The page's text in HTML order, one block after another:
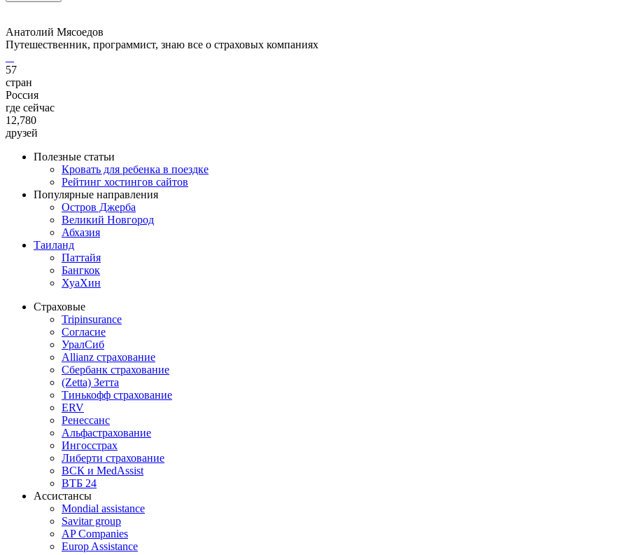
Анатолий Мясоедов
Путешественник, программист, знаю все о страховых компаниях
57
стран
Россия
где сейчас
12,780
друзей
Полезные статьи
Кровать для ребенка в поездке
Рейтинг хостингов сайтов
Популярные направления
Остров Джерба
Великий Новгород
Абхазия
Таиланд
Паттайя
Бангкок
ХуаХин
Страховые
Tripinsurance
Согласие
УралСиб
Allianz страхование
Сбербанк страхование
(Zetta) Зетта
Тинькофф страхование
ERV
Ренессанс
Альфастрахование
Ингосстрах
Либерти страхование
ВСК и MedAssist
ВТБ 24
Ассистансы
Mondial assistance
Savitar group
AP Companies
Europ Assistance